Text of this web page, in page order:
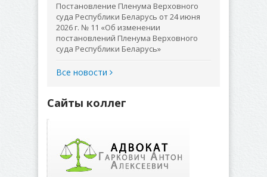
Постановление Пленума Верховного
суда Республики Беларусь от 24 июня
2026 г. № 11 «Об изменении
постановлений Пленума Верховного
суда Республики Беларусь»
Все новости
Сайты коллег